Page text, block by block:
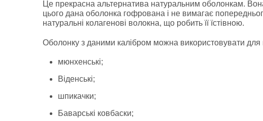
Це прекрасна альтернатива натуральним оболонкам.
цього дана оболонка гофрована і не вимагає
натуральні колагенові волокна, що робить її їстівною.
Оболонку з даними калібром можна використовувати для
мюнхенські;
Віденські;
шпикачки;
Баварські ковбаски;